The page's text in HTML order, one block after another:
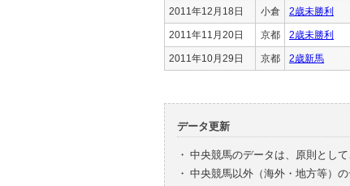
2011年12月18日 小倉 2歳未勝利
2011年11月20日 京都 2歳未勝利
2011年10月29日 京都 2歳新馬
データ更新
・ 中央競馬のデータは、原則とし
・ 中央競馬以外（海外・地方等）